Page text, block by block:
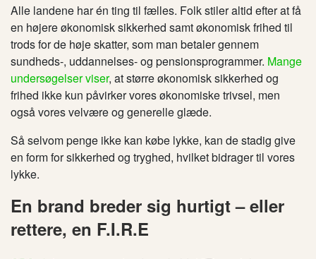
Alle landene har én ting til fælles. Folkstileraltid efter at få
en højere økonomisk sikkerhed samt økonomisk frihed til
trods for de høje skatter, som man betaler gennem
sundheds-, uddannelses- og pensionsprogrammer. Mange
undersøgelser viser, at størreøkonomisk sikkerhed og
frihed ikke kun påvirkervores økonomiske trivsel, men
også vores velvære og generelle glæde.
Så selvom penge ikke kan købe lykke, kan de stadig give
en form for sikkerhed og tryghed, hvilket bidrager til vores
lykke.
En brand breder sig hurtigt – eller
rettere, en F.I.R.E